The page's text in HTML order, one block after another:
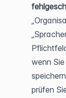
wenn
prüfen